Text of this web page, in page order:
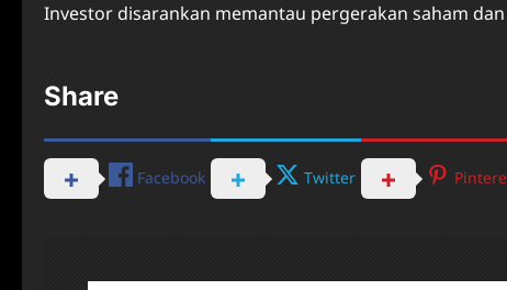
Investor disarankan memantau pergerakan saham
Share
Facebook Twitter